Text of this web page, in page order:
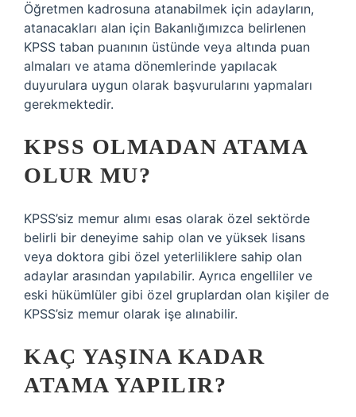
Öğretmen kadrosuna atanabilmek için adayların,
atanacakları alan için Bakanlığımızca belirlenen
KPSS taban puanının üstünde veya altında puan
almaları ve atama dönemlerinde yapılacak
duyurulara uygun olarak başvurularını yapmaları
gerekmektedir.
KPSS OLMADAN ATAMA
OLUR MU?
KPSS’siz memur alımı esas olarak özel sektörde
belirli bir deneyime sahip olan ve yüksek lisans
veya doktora gibi özel yeterliliklere sahip olan
adaylar arasından yapılabilir. Ayrıca engelliler ve
eski hükümlüler gibi özel gruplardan olan kişiler de
KPSS’siz memur olarak işe alınabilir.
KAÇ YAŞINA KADAR
ATAMA YAPILIR?